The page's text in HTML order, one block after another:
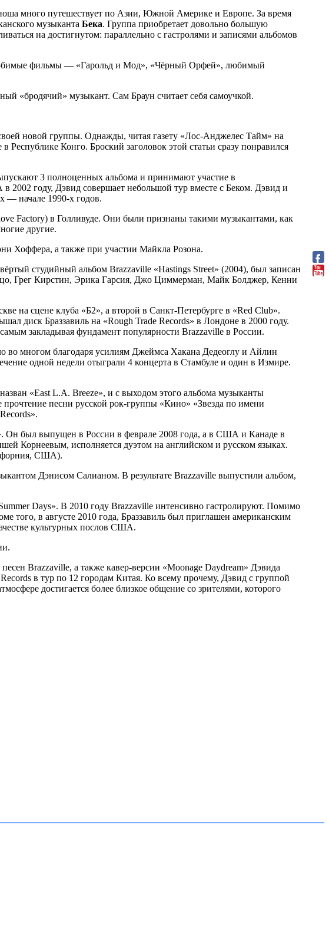
много путешествует по Азии, Южной Америке и Европе. За время
музыканта Бека. Группа приобретает довольно большую
на достигнутом: параллельно с гастролями и записями альбомов
любимые фильмы — «Гарольд и Мод», «Чёрный Орфей», любимый
«бродячий» музыкант. Сам Браун считает себя самоучкой.
новой группы. Однажды, читая газету «Лос-Анджелес Тайм» на
Республике Конго. Броский заголовок этой статьи сразу понравился
3 полноценных альбома и принимают участие в
году, Дэвид совершает небольшой тур вместе с Беком. Дэвид и
— начале 1990-х годов.
Factory) в Голливуде. Они были признаны такими музыкантами, как
другие.
Хоффера, а также при участии Майкла Розона.
студийный альбом Brazzaville «Hastings Street» (2004), был записан
Грег Кирстин, Эрика Гарсия, Джо Циммерман, Майк Болджер, Кенни
на сцене клуба «Б2», а второй в Санкт-Петербурге в «Red Club».
диск Браззавиль на «Rough Trade Records» в Лондоне в 2000 году.
закладывая фундамент популярности Brazzaville в России.
во многом благодаря усилиям Джеймса Хакана Дедеоглу и Айлин
одной недели отыграли 4 концерта в Стамбуле и один в Измире.
«East L.A. Breeze», и с выходом этого альбома музыканты
песни русской рок-группы «Кино» «Звезда по имени
Он был выпущен в России в феврале 2008 года, а в США и Канаде в
Корнеевым, исполняется дуэтом на английском и русском языках.
США).
Дэнисом Салианом. В результате Brazzaville выпустили альбом,
Days». В 2010 году Brazzaville интенсивно гастролируют. Помимо
в августе 2010 года, Браззавиль был приглашен американским
культурных послов США.
Brazzaville, а также кавер-версии «Moonage Daydream» Дэвида
в тур по 12 городам Китая. Ко всему прочему, Дэвид с группой
достигается более близкое общение со зрителями, которого